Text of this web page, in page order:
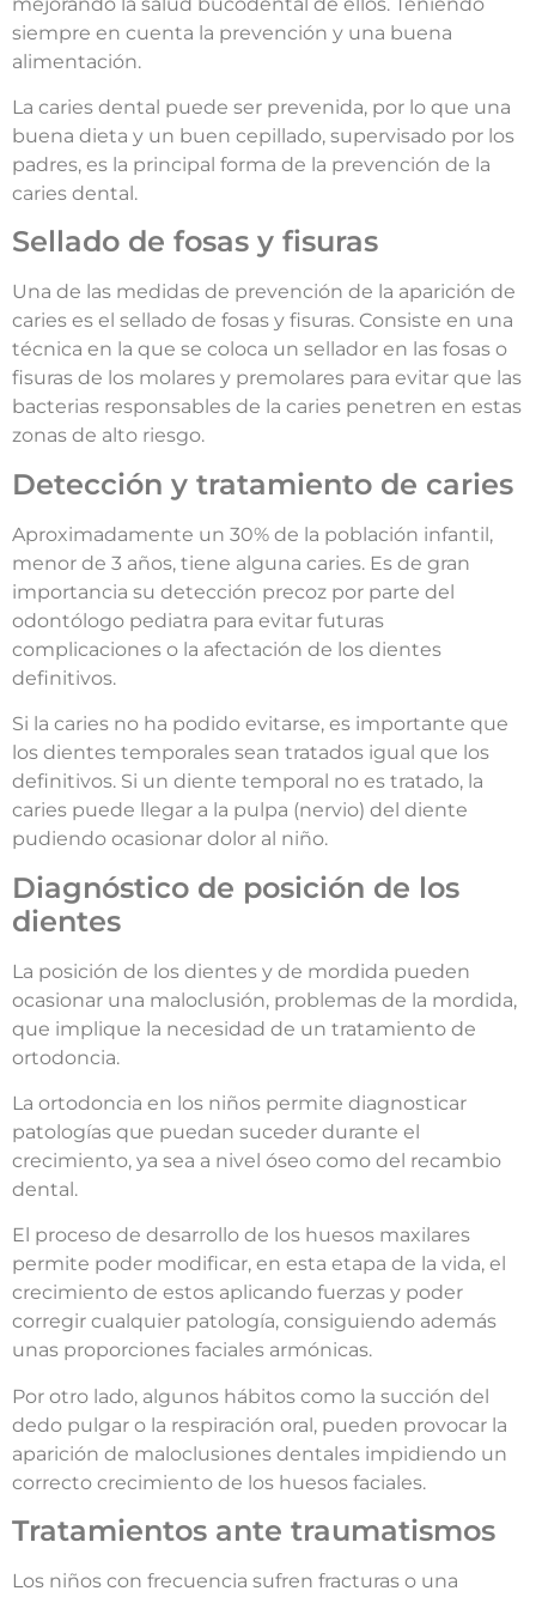
siempre en cuenta la prevención y una buena
alimentación.
La caries dental puede ser prevenida, por lo que una
buena dieta y un buen cepillado, supervisado por los
padres, es la principal forma de la prevención de la
caries dental.
Sellado de fosas y fisuras
Una de las medidas de prevención de la aparición de
caries es el sellado de fosas y fisuras. Consiste en una
técnica en la que se coloca un sellador en las fosas o
fisuras de los molares y premolares para evitar que las
bacterias responsables de la caries penetren en estas
zonas de alto riesgo.
Detección y tratamiento de caries
Aproximadamente un 30% de la población infantil,
menor de 3 años, tiene alguna caries. Es de gran
importancia su detección precoz por parte del
odontólogo pediatra para evitar futuras
complicaciones o la afectación de los dientes
definitivos.
Si la caries no ha podido evitarse, es importante que
los dientes temporales sean tratados igual que los
definitivos. Si un diente temporal no es tratado, la
caries puede llegar a la pulpa (nervio) del diente
pudiendo ocasionar dolor al niño.
Diagnóstico de posición de los
dientes
La posición de los dientes y de mordida pueden
ocasionar una maloclusión, problemas de la mordida,
que implique la necesidad de un tratamiento de
ortodoncia.
La ortodoncia en los niños permite diagnosticar
patologías que puedan suceder durante el
crecimiento, ya sea a nivel óseo como del recambio
dental.
El proceso de desarrollo de los huesos maxilares
permite poder modificar, en esta etapa de la vida, el
crecimiento de estos aplicando fuerzas y poder
corregir cualquier patología, consiguiendo además
unas proporciones faciales armónicas.
Por otro lado, algunos hábitos como la succión del
dedo pulgar o la respiración oral, pueden provocar la
aparición de maloclusiones dentales impidiendo un
correcto crecimiento de los huesos faciales.
Tratamientos ante traumatismos
Los niños con frecuencia sufren fracturas o una